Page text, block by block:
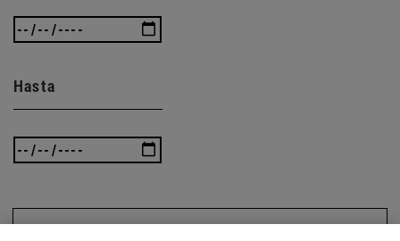
Hasta